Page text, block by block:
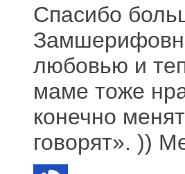
Спасибо
любовью и
маме тоже
конечно
говорят». ))